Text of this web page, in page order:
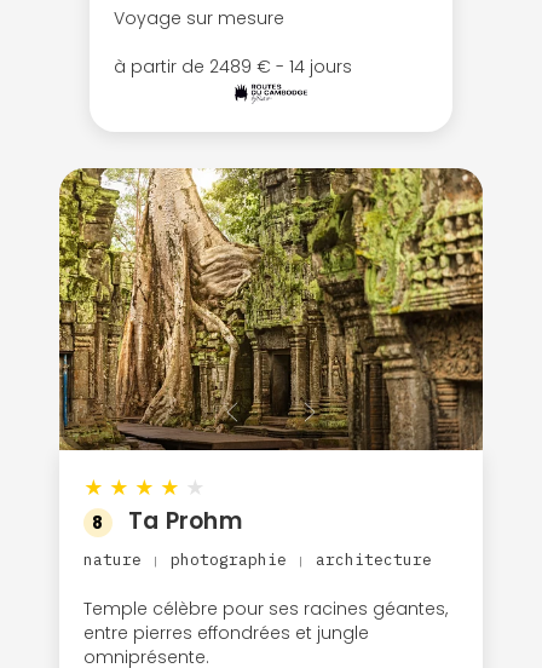
Voyage sur mesure
à partir de 2489 € - 14 jours
★ ★ ★ ★ ★
8 Ta Prohm
nature | photographie | architecture
Temple célèbre pour ses racines géantes,
entre pierres effondrées et jungle
omniprésente.